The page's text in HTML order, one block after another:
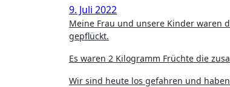
9. Juli 2022
Meine Frau und unsere Kinder waren die letzten Tage mit Schüsseln bewaffnet unterwegs und haben kräftig Brombeeren
gepflückt.
Es waren 2 Kilogramm Früchte die
Wir sind heute los gefahren und